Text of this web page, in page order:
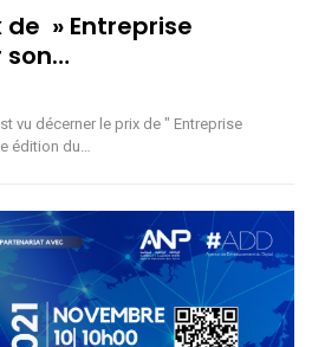
» Entreprise
son…
vu décerner le prix de " Entreprise
édition du…